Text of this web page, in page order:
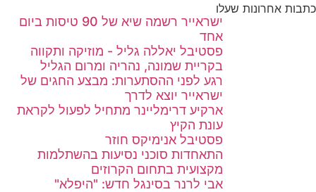
כתבות אחרונות שעלו
ישראייר רשמה שיא של 90 טיסות ביום
אחד
פסטיבל יאללה גליל - מוזיקה ותקווה
בקריית שמונה, נהריה ומרום הגליל
רגע לפני ההסתערות: מבצע החגים של
ישראייר יוצא לדרך
ארקיע דרימליינר מתחיל לפעול לקראת
עונת הקיץ
פסטיבל אנימיקס חוזר
התאחדות סוכני נסיעות בהשתלמות
מקצועית בתחום הקרוזים
אבי לרנר בסינגל חדש: "היפלא"